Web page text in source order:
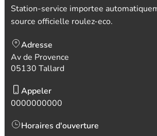
Station-service importee
source officielle roulez-eco.
Adresse
Av de Provence
05130 Tallard
Appeler
0000000000
Horaires d'ouverture